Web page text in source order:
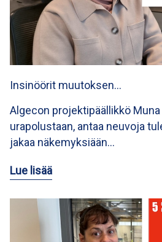
Insinöörit muutoksen…
Algecon projektipäällikkö
urapolustaan, antaa neuvoja
jakaa näkemyksiään…
Lue lisää